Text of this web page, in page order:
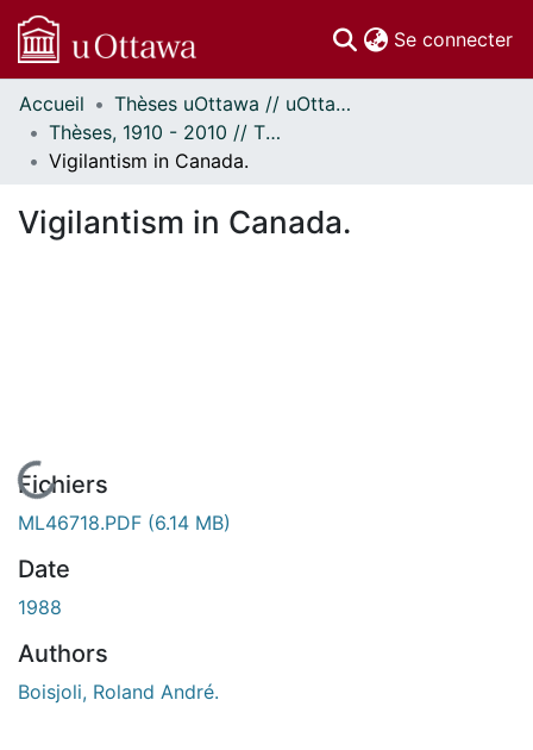
Se connecter
Communautés
et collections
Parcourir
À propos
Accueil
Thèses uOttawa // uOttawa Theses
Thèses, 1910 - 2010 // Theses, 1910 - 2010
Vigilantism in Canada.
Vigilantism in Canada.
En cours de chargement...
Fichiers
ML46718.PDF (6.14 MB)
Date
1988
Authors
Boisjoli, Roland André.